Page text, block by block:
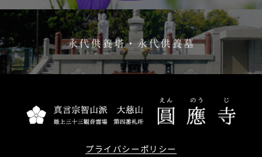
プライバシーポリシー